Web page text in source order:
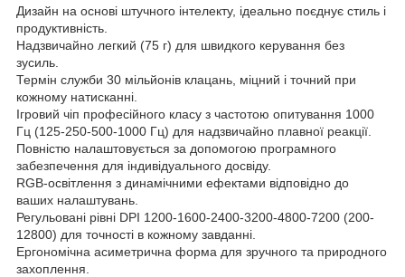
Дизайн на основі штучного інтелекту, ідеально поєднує стиль і
продуктивність.
Надзвичайно легкий (75 г) для швидкого керування без
зусиль.
Термін служби 30 мільйонів клацань, міцний і точний при
кожному натисканні.
Ігровий чіп професійного класу з частотою опитування 1000
Гц (125-250-500-1000 Гц) для надзвичайно плавної реакції.
Повністю налаштовується за допомогою програмного
забезпечення для індивідуального досвіду.
RGB-освітлення з динамічними ефектами відповідно до
ваших налаштувань.
Регульовані рівні DPI 1200-1600-2400-3200-4800-7200 (200-
12800) для точності в кожному завданні.
Ергономічна асиметрична форма для зручного та природного
захоплення.